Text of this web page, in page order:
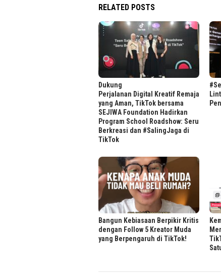
RELATED POSTS
Dukung
Perjalanan Digital Kreatif Remaja
yang Aman, TikTok bersama
SEJIWA Foundation Hadirkan
Program School Roadshow: Seru
Berkreasi dan #SalingJaga di
TikTok
Bangun Kebiasaan Berpikir Kritis
dengan Follow 5 Kreator Muda
yang Berpengaruh di TikTok!